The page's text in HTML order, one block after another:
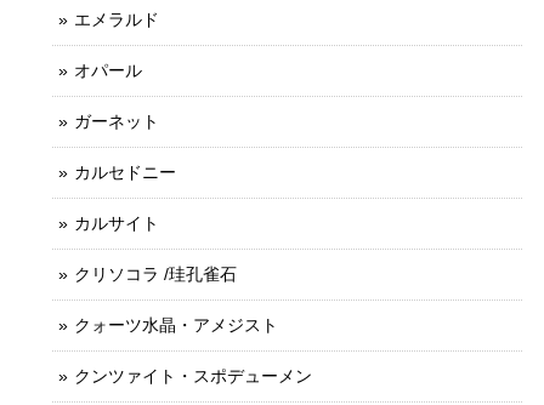
エメラルド
オパール
ガーネット
カルセドニー
カルサイト
クリソコラ /珪孔雀石
クォーツ水晶・アメジスト
クンツァイト・スポデューメン